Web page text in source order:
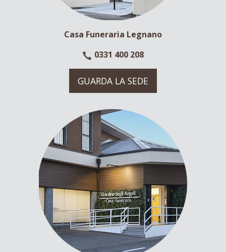
Casa Funeraria Legnano
0331 400 208
GUARDA LA SEDE